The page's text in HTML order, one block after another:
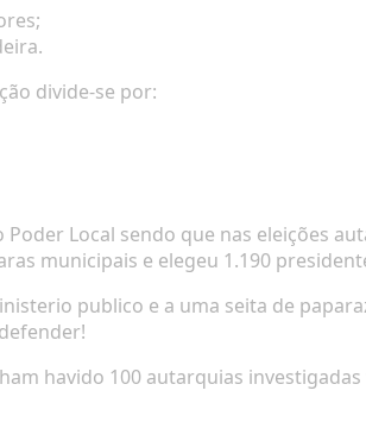
divide-se por:
Local sendo que nas eleições
municipais e elegeu 1.190
publico e a uma seita de
havido 100 autarquias